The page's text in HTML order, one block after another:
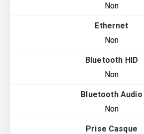
Non
Ethernet
Non
Bluetooth HID
Non
Bluetooth Audio
Non
Prise Casque